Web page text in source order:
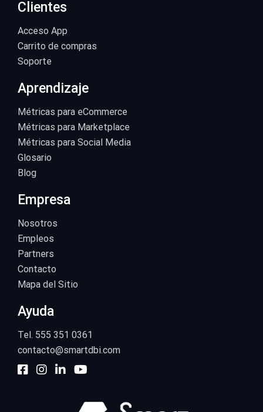
Clientes
Acceso App
Carrito de compras
Soporte
Aprendizaje
Métricas para eCommerce
Métricas para Marketplace
Métricas para Social Media
Glosario
Blog
Empresa
Nosotros
Empleos
Partners
Contacto
Mapa del Sitio
Ayuda
Tel. 555 351 0361
contacto@smartdbi.com